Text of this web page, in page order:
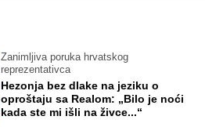
Zanimljiva poruka hrvatskog
reprezentativca
Hezonja bez dlake na jeziku o
oproštaju sa Realom: „Bilo je noći
kada ste mi išli na živce...“